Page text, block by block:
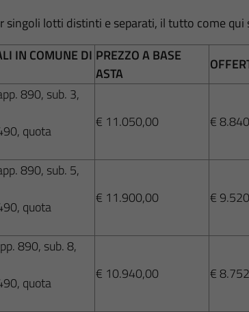
singoli lotti distinti e separati, il tutto come
IN COMUNE DI PREZZO A BASE
ASTA
890, sub. 3,
quota
€ 11.050,00 €
890, sub. 5,
quota
€ 11.900,00 €
890, sub. 8,
quota
€ 10.940,00 €